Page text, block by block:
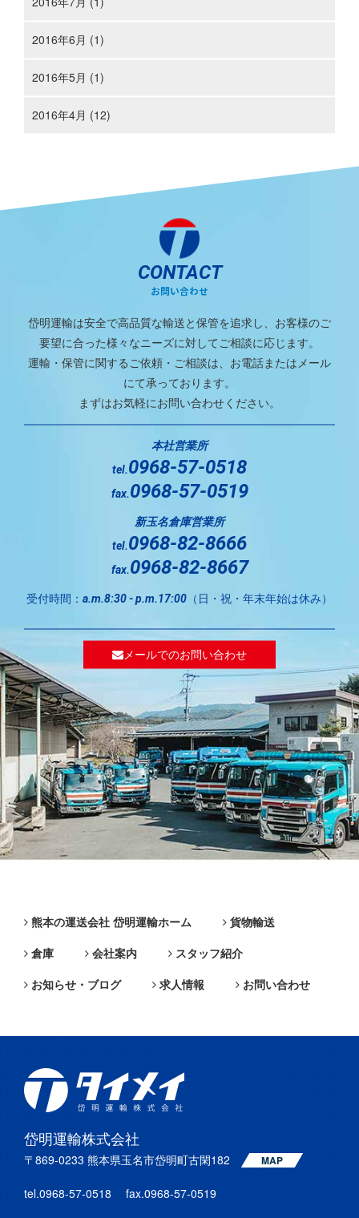
2016年6月 (1)
2016年5月 (1)
2016年4月 (12)
CONTACT
お問い合わせ
岱明運輸は安全で高品質な輸送と保管を追求し、お客様のご
要望に合った様々なニーズに対してご相談に応じます。
運輸・保管に関するご依頼・ご相談は、お電話またはメール
にて承っております。
まずはお気軽にお問い合わせください。
本社営業所
tel.0968-57-0518
fax.0968-57-0519
新玉名倉庫営業所
tel.0968-82-8666
fax.0968-82-8667
受付時間： a.m.8:30 - p.m.17:00 （日・祝・年末年始は休み）
メールでのお問い合わせ
熊本の運送会社 岱明運輸ホーム
貨物輸送
倉庫
会社案内
スタッフ紹介
お知らせ・ブログ
求人情報 お問い合わせ
岱明運輸株式会社
〒869-0233 熊本県玉名市岱明町古閑182 MAP
tel.0968-57-0518 fax.0968-57-0519